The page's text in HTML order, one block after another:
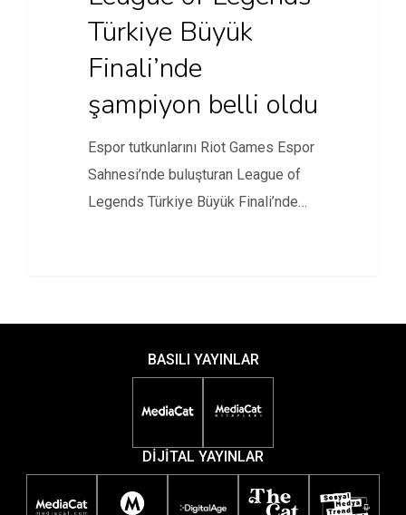
Türkiye Büyük
Finali’nde
şampiyon belli oldu
Espor tutkunlarını Riot Games Espor
Sahnesi’nde buluşturan League of
Legends Türkiye Büyük Finali’nde
BASILI YAYINLAR
DİJİTAL YAYINLAR